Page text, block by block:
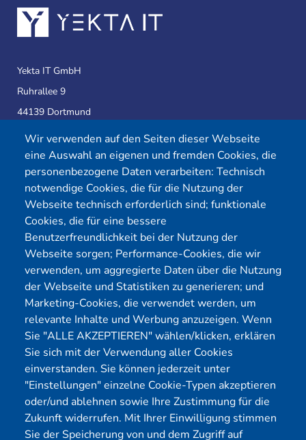
Wir verwenden auf den Seiten dieser Webseite
eine Auswahl an eigenen und fremden Cookies, die
personenbezogene Daten verarbeiten: Technisch
notwendige Cookies, die für die Nutzung der
Webseite technisch erforderlich sind; funktionale
Cookies, die für eine bessere
Benutzerfreundlichkeit bei der Nutzung der
Webseite sorgen; Performance-Cookies, die wir
verwenden, um aggregierte Daten über die Nutzung
der Webseite und Statistiken zu generieren; und
Marketing-Cookies, die verwendet werden, um
relevante Inhalte und Werbung anzuzeigen. Wenn
Sie "ALLE AKZEPTIEREN" wählen/klicken, erklären
Sie sich mit der Verwendung aller Cookies
einverstanden. Sie können jederzeit unter
"Einstellungen" einzelne Cookie-Typen akzeptieren
oder/und ablehnen sowie Ihre Zustimmung für die
Zukunft widerrufen. Mit Ihrer Einwilligung stimmen
Sie der Speicherung von und dem Zugriff auf
Yekta IT GmbH
Ruhrallee 9
44139 Dortmund
Telefon:0231 39814905
E-Mail:
info@yekta-it.de
(Mo.-Fr.9-17 Uhr)
Menü
Cybersecurity
Pentest Anbieter
Pentest Kosten Rechner
KMU CyberRisikoCheck
OT-Security
Physical Pentest
Über uns
Förderungen
Kontakt
Blog
Karriere
Datenschutz
Impressum